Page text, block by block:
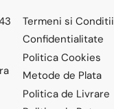
Termeni si Conditii
Confidentialitate
Politica Cookies
Metode de Plata
Politica de Livrare